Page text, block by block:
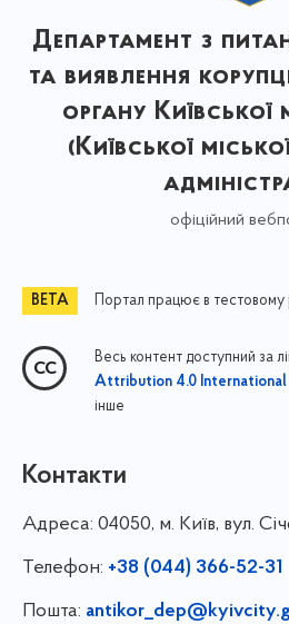
Департамент з
та виявлення
органу Київської
(Київської
офіційний
Портал працює в тестовому
Весь контент доступний за
Attribution 4.0 International
інше
Контакти
Адреса: 04050, м. Київ, вул.
Телефон: +38 (044) 366-52-31
Пошта: